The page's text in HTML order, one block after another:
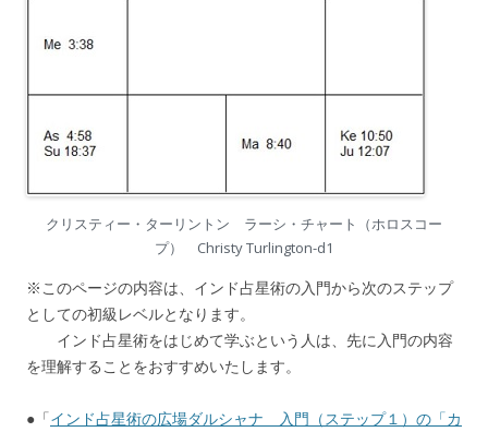
クリスティー・ターリントン ラーシ・チャート（ホロスコー
プ） Christy Turlington-d1
※このページの内容は、インド占星術の入門から次のステップ
としての初級レベルとなります。
インド占星術をはじめて学ぶという人は、先に入門の内容
を理解することをおすすめいたします。
●「インド占星術の広場ダルシャナ 入門（ステップ１）の「カ